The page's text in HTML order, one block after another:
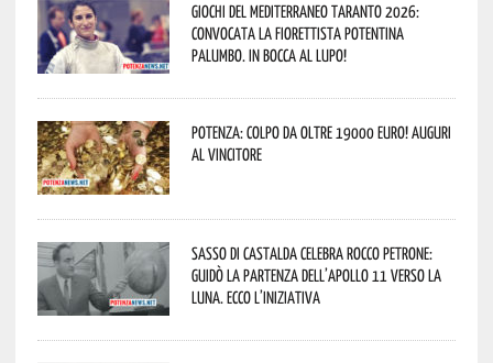
Giochi del Mediterraneo Taranto 2026:
convocata la fiorettista potentina
Palumbo. In bocca al lupo!
Potenza: colpo da oltre 19000 Euro! Auguri
al vincitore
Sasso di Castalda celebra Rocco Petrone:
guidò la partenza dell’Apollo 11 verso la
Luna. Ecco l’iniziativa